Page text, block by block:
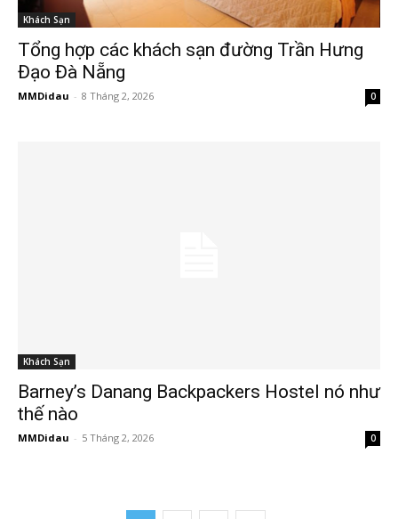
Khách Sạn
Tổng hợp các khách sạn đường Trần Hưng
Đạo Đà Nẵng
MMDidau - 8 Tháng 2, 2026 0
Khách Sạn
Barney’s Danang Backpackers Hostel nó như
thế nào
MMDidau - 5 Tháng 2, 2026 0